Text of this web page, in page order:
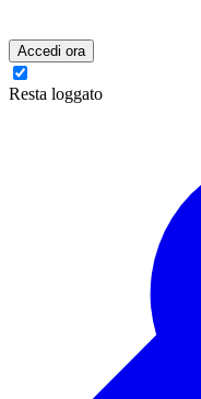
Accedi ora
Resta loggato